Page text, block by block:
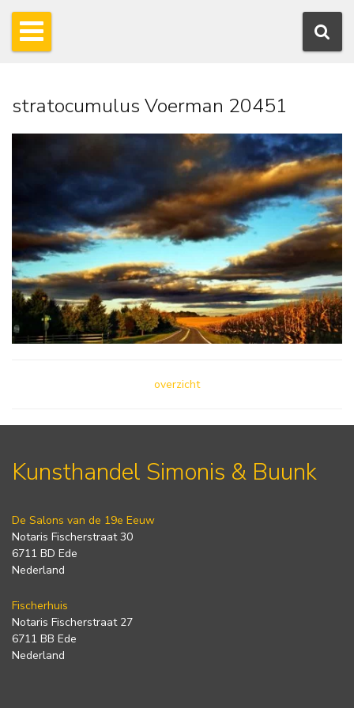
stratocumulus Voerman 20451
overzicht
Kunsthandel Simonis & Buunk
De Salons van de 19e Eeuw
Notaris Fischerstraat 30
6711 BD Ede
Nederland
Fischerhuis
Notaris Fischerstraat 27
6711 BB Ede
Nederland